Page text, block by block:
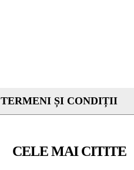
TERMENI ȘI CONDIȚII
CELE MAI CITITE